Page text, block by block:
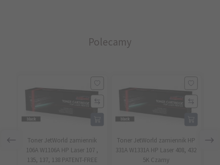
Polecamy
Toner JetWorld zamiennik
106A W1106A HP Laser 107 ,
135, 137, 138 PATENT-FREE
Toner JetWorld zamiennik HP
331A W1331A HP Laser 408, 432
5K Czarny